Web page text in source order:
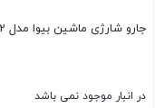
جارو شارژی ماشین بیوا مدل BVC-02 توان 60 وات
در انبار موجود نمی باشد